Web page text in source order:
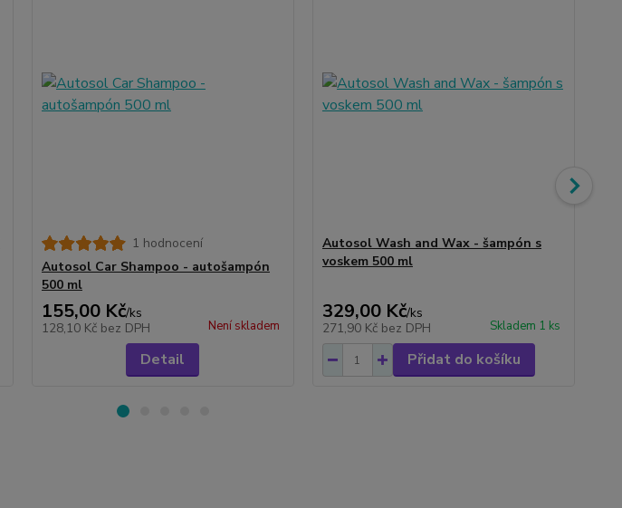
1 hodnocení
Autosol Car Shampoo - autošampón
500 ml
155,00 Kč/ks
128,10 Kč bez DPH Není skladem
Detail
Autosol Wash and Wax - šampón s
voskem 500 ml
329,00 Kč/ks
271,90 Kč bez DPH Skladem 1 ks
Přidat do košíku